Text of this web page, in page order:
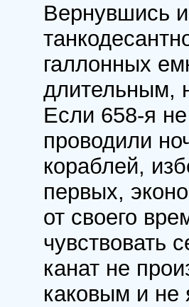
Вернувшись
галлонных
длительным,
Если 658-я
проводили
кораблей,
первых,
от своего
чувствовать
канат не
каковым и не